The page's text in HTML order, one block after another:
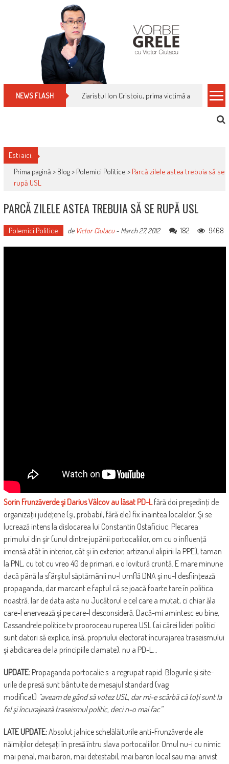
NEWS FLASH Cum îți schimbi, rapid, gratuit și eficient,
Esti aici:
Prima pagină > Blog> Polemici Politice > Parcă zilele astea trebuia să se
rupă USL
PARCĂ ZILELE ASTEA TREBUIA SĂ SE RUPĂ USL
Polemici Politice de Victor Ciutacu- March 27, 2012 182 9468
Sorin Frunzăverde şi Darius Vâlcov au lăsat PD-Lfără doi preşedinţi de
organizaţii judeţene (şi, probabil, fără ele) fix înaintea localelor. Şi se
lucrează intens la dislocarea lui Constantin Ostaficiuc. Plecarea
primului din şir (unul dintre jupânii portocaliilor, om cu o influenţă
imensă atât în interior, cât şi în exterior, artizanul alipirii la PPE), taman
la PNL, cu tot cu vreo 40 de primari, e o lovitură cruntă. E mare minune
dacă până la sfârşitul săptămânii nu-l umflă DNA şi nu-l desfiinţează
propaganda, dar marcant e faptul că se joacă foarte tare în politica
noastră. Iar de data asta nu Jucătorul e cel care a mutat, ci chiar ăla
care-l enervează şi pe care-l desconsideră. Dacă-mi amintesc eu bine,
Cassandrele politice tv prooroceau ruperea USL (ai cărei lideri politici
sunt datori să explice, însă, propriului electorat încurajarea traseismului
şi abdicarea de la principiile clamate), nu a PD-L…
UPDATE:Propaganda portocalie s-a regrupat rapid. Blogurile şi site-
urile de presă sunt bântuite de mesajul standard (vag
modificat) “aveam de gând să votez USL, dar mi-e scârbă că toţi sunt la
fel şi încurajează traseismul politic, deci n-o mai fac”
LATE UPDATE:Absolut jalnice schelălăiturile anti-Frunzăverde ale
năimiţilor deteşaţi în presă întru slava portocaliilor. Omul nu-i cu nimic
mai penal, mai baron, mai detestabil, mai baron local sau mai arivist